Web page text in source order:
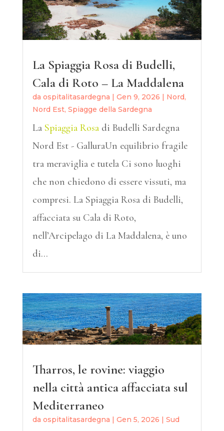
La Spiaggia Rosa di Budelli,
Cala di Roto – La Maddalena
da ospitalitasardegna | Gen 9, 2026 | Nord,
Nord Est, Spiagge della Sardegna
La Spiaggia Rosadi Budelli Sardegna
Nord Est - GalluraUn equilibrio fragile
tra meraviglia e tutela Ci sono luoghi
che non chiedono di essere vissuti, ma
compresi. La Spiaggia Rosa di Budelli,
affacciata su Cala di Roto,
nell’Arcipelago di La Maddalena, è uno
di...
Tharros, le rovine: viaggio
nella città antica affacciata sul
Mediterraneo
da ospitalitasardegna | Gen 5, 2026 | Sud